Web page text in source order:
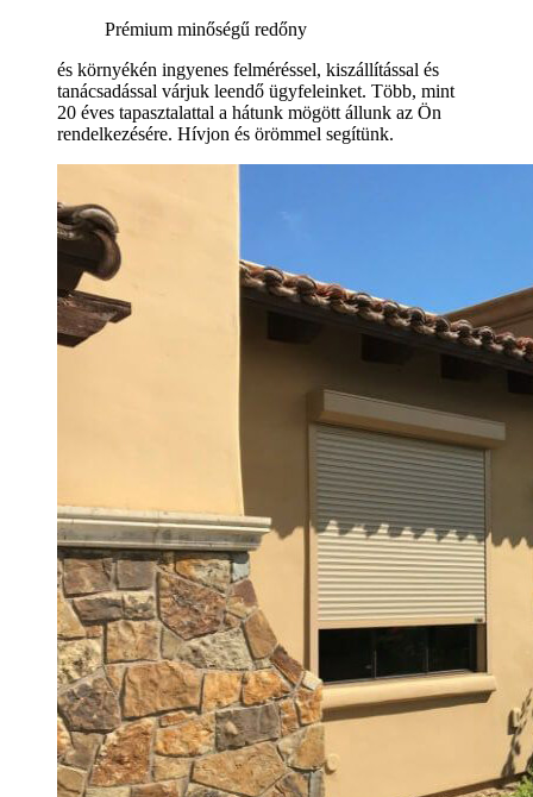
Prémium minőségű redőny
és környékén ingyenes felméréssel, kiszállítással és
tanácsadással várjuk leendő ügyfeleinket. Több, mint
20 éves tapasztalattal a hátunk mögött állunk az Ön
rendelkezésére. Hívjon és örömmel segítünk.